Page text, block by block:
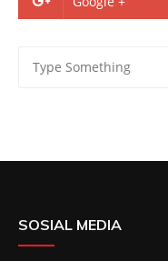
SOSIAL MEDIA